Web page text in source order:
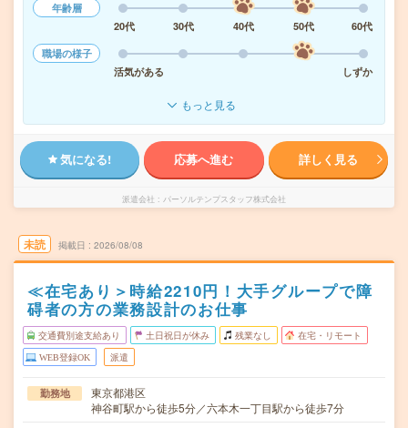
年齢層
20代
30代 40代 50代
60代
職場の様子
活気がある
しずか
もっと見る
気になる! 応募へ進む 詳しく見る
派遣会社 パーソルテンプスタッフ株式会社
未読 掲載日 2026/08/08
≪在宅あり＞時給2210円！大手グループで障
碍者の方の業務設計のお仕事
交通費別途支給あり 土日祝日が休み 残業なし 在宅・リモート
WEB登録OK 派遣
勤務地
東京都港区
神谷町駅から徒歩5分／六本木一丁目駅から徒歩7分